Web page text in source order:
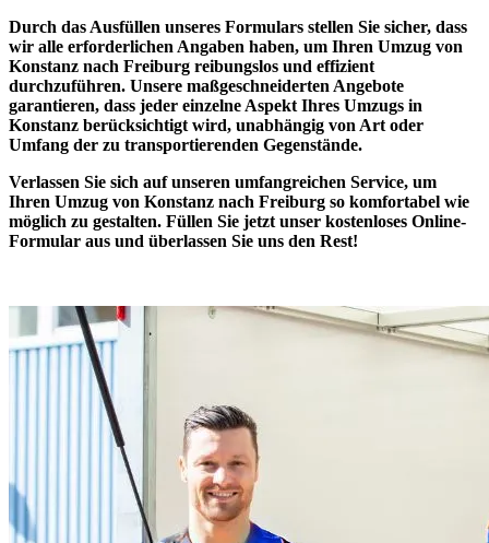
Durch das Ausfüllen unseres Formulars stellen Sie sicher, dass
wir alle erforderlichen Angaben haben, um Ihren Umzug von
Konstanz nach Freiburg reibungslos und effizient
durchzuführen. Unsere maßgeschneiderten Angebote
garantieren, dass jeder einzelne Aspekt Ihres Umzugs in
Konstanz berücksichtigt wird, unabhängig von Art oder
Umfang der zu transportierenden Gegenstände.
Verlassen Sie sich auf unseren umfangreichen Service, um
Ihren Umzug von Konstanz nach Freiburg so komfortabel wie
möglich zu gestalten. Füllen Sie jetzt unser kostenloses Online-
Formular aus und überlassen Sie uns den Rest!